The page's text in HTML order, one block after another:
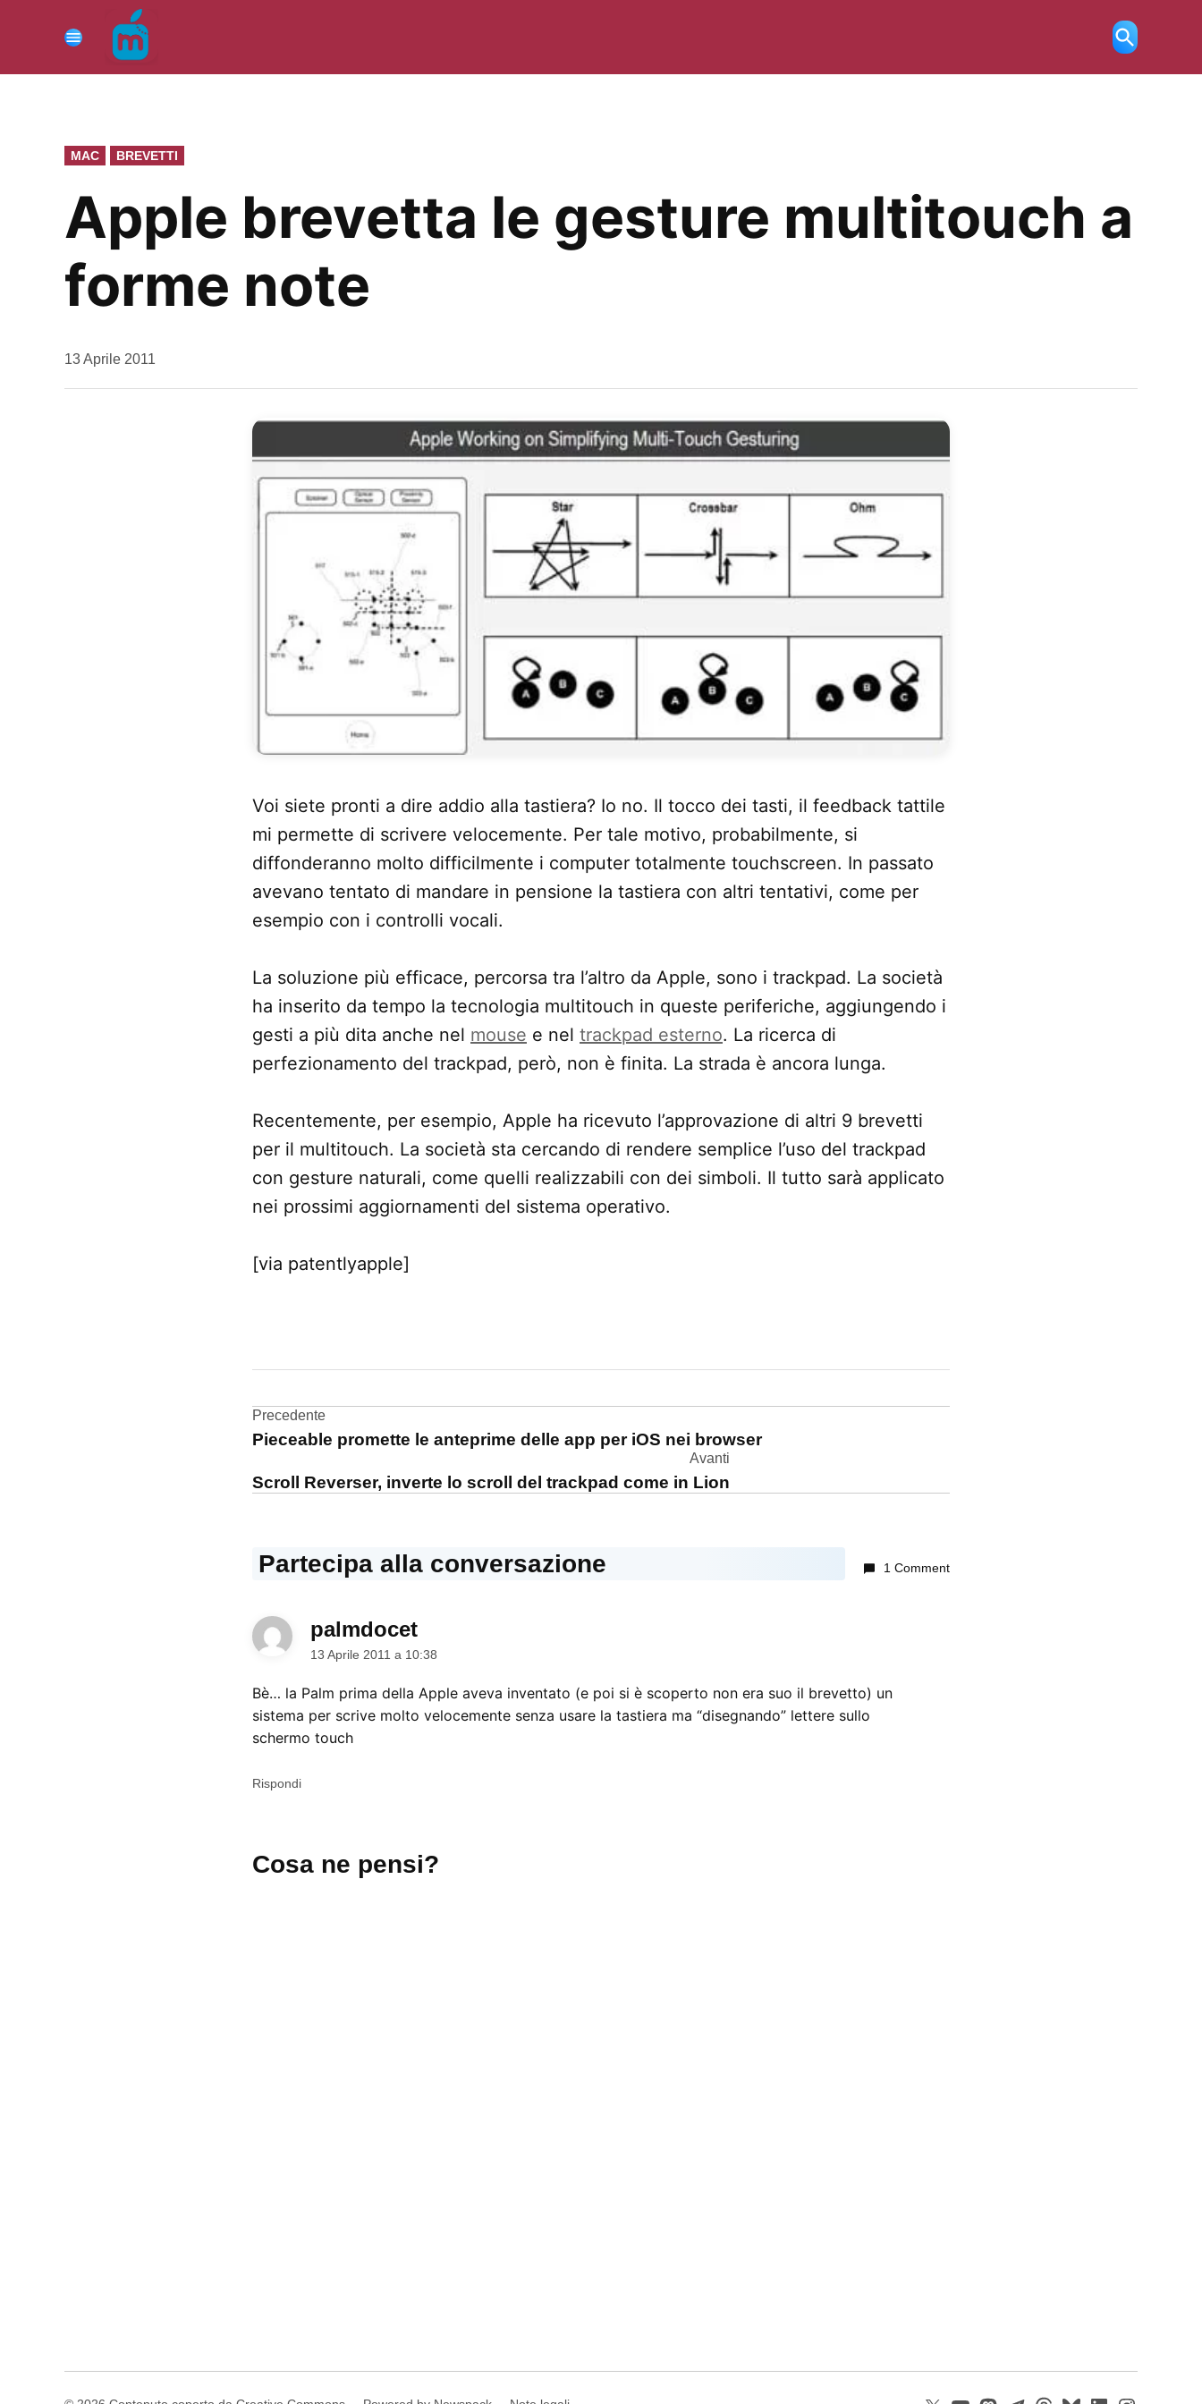
contenuto
Menu
Ricerca
aperta
PUBBLICATO
IN
MAC BREVETTI
Apple brevetta le gesture multitouch a
forme note
da
13 Aprile 2011
Voi siete pronti a dire addio alla tastiera? Io no. Il tocco dei tasti, il feedback tattile
mi permette di scrivere velocemente. Per tale motivo, probabilmente, si
diffonderanno molto difficilmente i computer totalmente touchscreen. In passato
avevano tentato di mandare in pensione la tastiera con altri tentativi, come per
esempio con i controlli vocali.
La soluzione più efficace, percorsa tra l’altro da Apple, sono i trackpad. La società
ha inserito da tempo la tecnologia multitouch in queste periferiche, aggiungendo i
gesti a più dita anche nel mouse e nel trackpad esterno. La ricerca di
perfezionamento del trackpad, però, non è finita. La strada è ancora lunga.
Recentemente, per esempio, Apple ha ricevuto l’approvazione di altri 9 brevetti
per il multitouch. La società sta cercando di rendere semplice l’uso del trackpad
con gesture naturali, come quelli realizzabili con dei simboli. Il tutto sarà applicato
nei prossimi aggiornamenti del sistema operativo.
[via patentlyapple]
gesture
Navigazione
Precedente
Pieceable promette le anteprime delle app per iOS nei browser
Avanti
Scroll Reverser, inverte lo scroll del trackpad come in Lion
Partecipa alla conversazione 1 Comment
palmdocetdice:
13 Aprile 2011 a 10:38
Bè… la Palm prima della Apple aveva inventato (e poi si è scoperto non era suo il brevetto) un
sistema per scrive molto velocemente senza usare la tastiera ma “disegnando” lettere sullo
schermo touch
Rispondi
un
Cosa ne pensi?